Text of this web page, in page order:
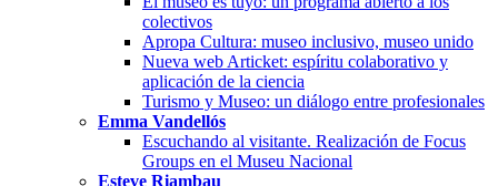
colectivos
Apropa Cultura: museo inclusivo, museo unido
Nueva web Articket: espíritu colaborativo y
aplicación de la ciencia
Turismo y Museo: un diálogo entre profesionales
Emma Vandellós
Escuchando al visitante. Realización de Focus
Groups en el Museu Nacional
Esteve Riambau